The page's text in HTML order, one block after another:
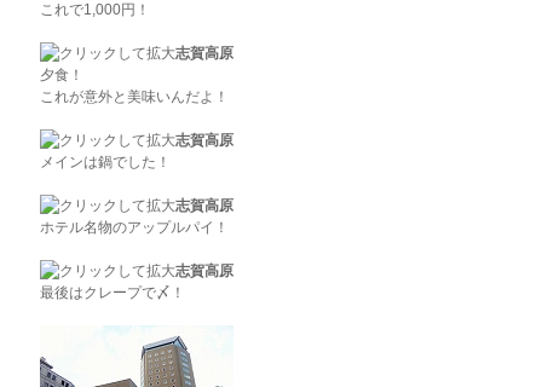
これで1,000円！
志賀高原
夕食！
これが意外と美味いんだよ！
志賀高原
メインは鍋でした！
志賀高原
ホテル名物のアップルパイ！
志賀高原
最後はクレープで〆！